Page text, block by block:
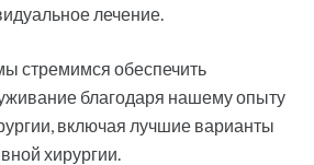
лечение.
стремимся обеспечить
благодаря нашему опыту
включая лучшие варианты
хирургии.